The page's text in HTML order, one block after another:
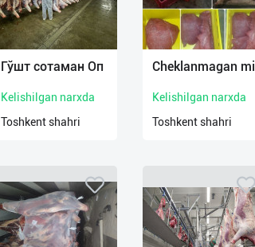
Гўшт сотаман Оп
Kelishilgan narxda
Toshkent shahri
Cheklanmagan mi
Kelishilgan narxda
Toshkent shahri